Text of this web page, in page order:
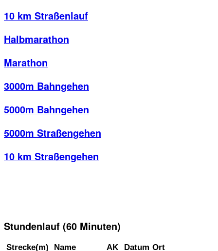
10 km Straßenlauf
Halbmarathon
Marathon
3000m Bahngehen
5000m Bahngehen
5000m Straßengehen
10 km Straßengehen
Stundenlauf (60 Minuten)
Strecke(m) Name AK Datum Ort